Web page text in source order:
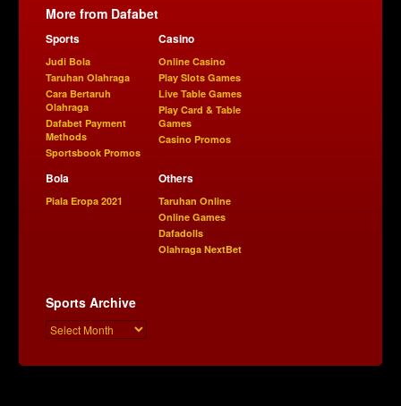
More from Dafabet
Sports
Judi Bola
Taruhan Olahraga
Cara Bertaruh
Olahraga
Dafabet Payment
Methods
Sportsbook Promos
Casino
Online Casino
Play Slots Games
Live Table Games
Play Card & Table
Games
Casino Promos
Bola
Piala Eropa 2021
Others
Taruhan Online
Online Games
Dafadolls
Olahraga NextBet
Sports Archive